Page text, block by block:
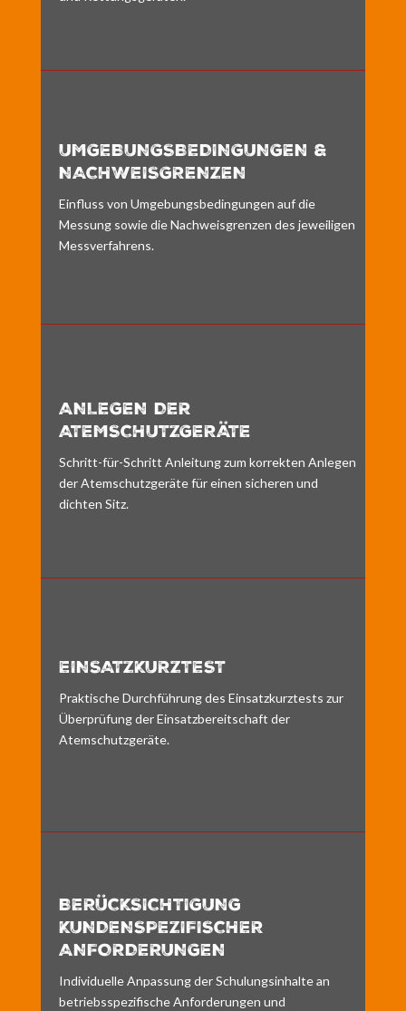
UMGEBUNGSBEDINGUNGEN &
NACHWEISGRENZEN
Einfluss von Umgebungsbedingungen auf die
Messung sowie die Nachweisgrenzen des jeweiligen
Messverfahrens.
ANLEGEN DER
ATEMSCHUTZGERÄTE
Schritt-für-Schritt Anleitung zum korrekten Anlegen
der Atemschutzgeräte für einen sicheren und
dichten Sitz.
EINSATZKURZTEST
Praktische Durchführung des Einsatzkurztests zur
Überprüfung der Einsatzbereitschaft der
Atemschutzgeräte.
BERÜCKSICHTIGUNG
KUNDENSPEZIFISCHER
ANFORDERUNGEN
Individuelle Anpassung der Schulungsinhalte an
betriebsspezifische Anforderungen und